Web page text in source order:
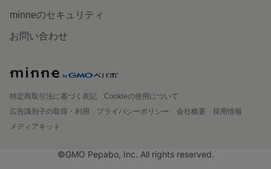
minneのセキュリティ
お問い合わせ
特定商取引法に基づく表記
Cookieの使用について
広告識別子の取得・利用
プライバシーポリシー 会社概要
採用情報
メディアキット
©GMO Pepabo, Inc. All rights reserved.